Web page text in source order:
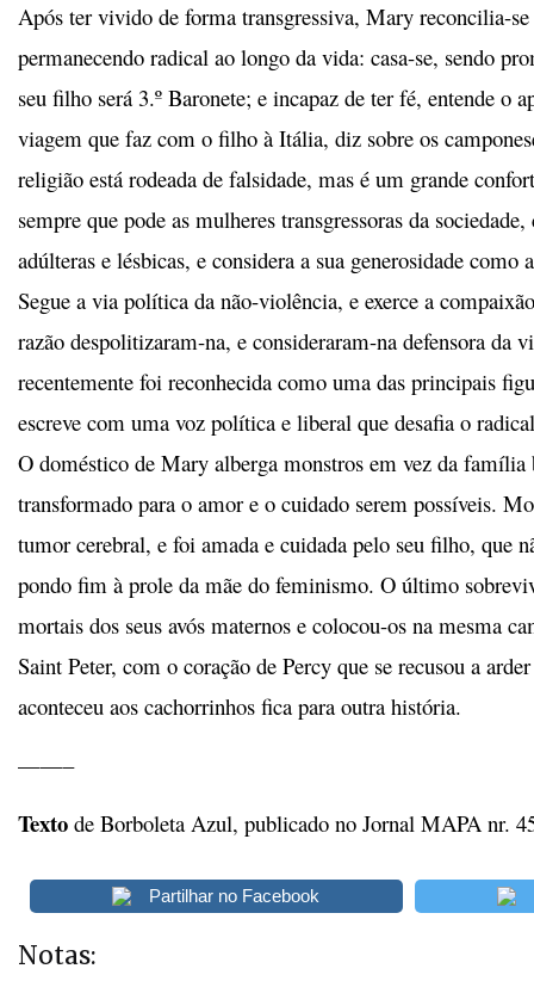
Após ter vivido de forma transgressiva, Mary reconcilia-se
permanecendo radical ao longo da vida: casa-se, sendo
seu filho será 3.º Baronete; e incapaz de ter fé, entende o
viagem que faz com o filho à Itália, diz sobre os
religião está rodeada de falsidade, mas é um grande
sempre que pode as mulheres transgressoras da
adúlteras e lésbicas, e considera a sua generosidade como
Segue a via política da não-violência, e exerce a
razão despolitizaram-na, e consideraram-na defensora da
recentemente foi reconhecida como uma das principais
escreve com uma voz política e liberal que desafia o
O doméstico de Mary alberga monstros em vez da família
transformado para o amor e o cuidado serem possíveis.
tumor cerebral, e foi amada e cuidada pelo seu filho, que
pondo fim à prole da mãe do feminismo. O último
mortais dos seus avós maternos e colocou-os na mesma
Saint Peter, com o coração de Percy que se recusou a
aconteceu aos cachorrinhos fica para outra história.
——–
Texto de Borboleta Azul, publicado no Jornal MAPA nr.
Partilhar no Facebook
Notas: